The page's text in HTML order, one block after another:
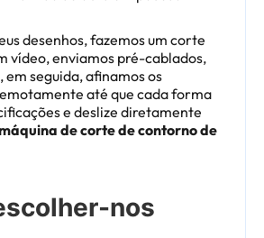
desenhos, fazemos um corte
vídeo, enviamos pré-cablados,
em seguida, afinamos os
até que cada forma
e deslize diretamente
de corte de contorno de
nos